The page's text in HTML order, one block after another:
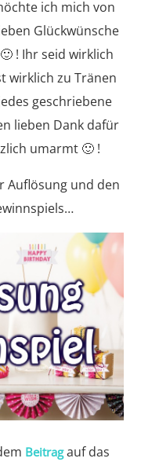
ich mich von
Glückwünsche
! Ihr seid wirklich
wirklich zu Tränen
geschriebene
lieben Dank dafür
umarmt 🙂 !
Auflösung und den
Beitrag auf das